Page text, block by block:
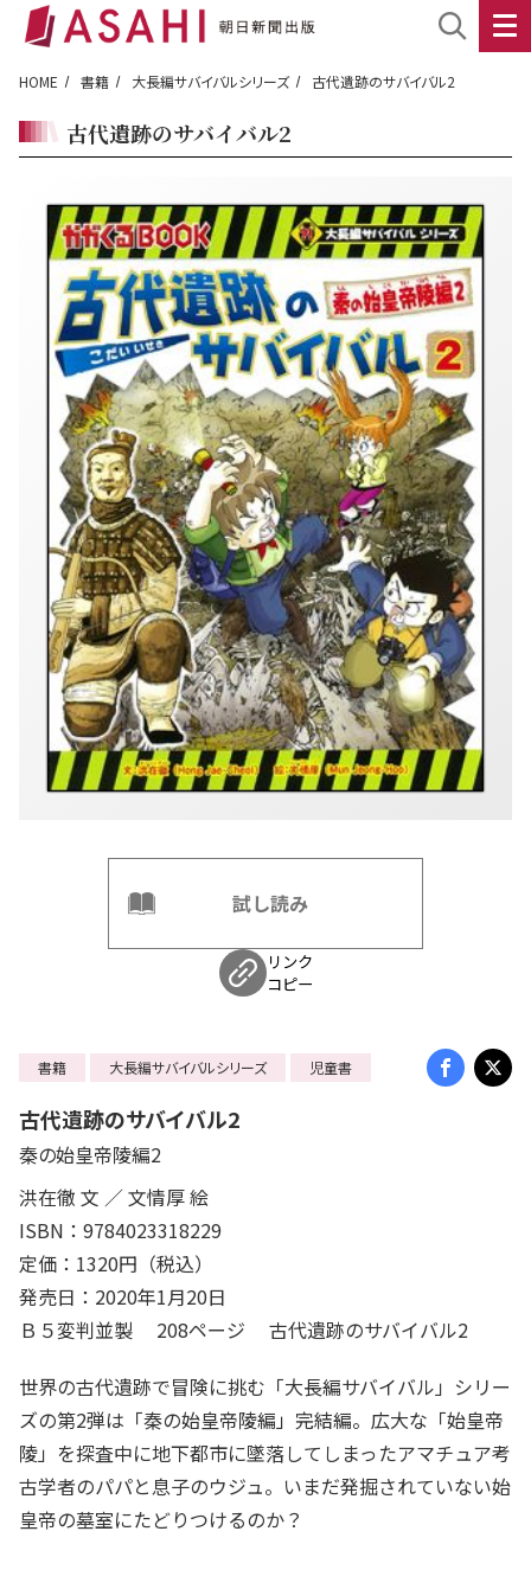
HOME 書籍 大長編サバイバルシリーズ 古代遺跡のサバイバル2
古代遺跡のサバイバル2
試し読み
リンク
コピー
書籍 大長編サバイバルシリーズ 児童書
古代遺跡のサバイバル2
秦の始皇帝陵編2
洪在徹 文 ／ 文情厚 絵
ISBN：9784023318229
定価：1320円（税込）
発売日：2020年1月20日
Ｂ５変判並製 208ページ 古代遺跡のサバイバル2
世界の古代遺跡で冒険に挑む「大長編サバイバル」シリー
ズの第2弾は「秦の始皇帝陵編」完結編。広大な「始皇帝
陵」を探査中に地下都市に墜落してしまったアマチュア考
古学者のパパと息子のウジュ。いまだ発掘されていない始
皇帝の墓室にたどりつけるのか？